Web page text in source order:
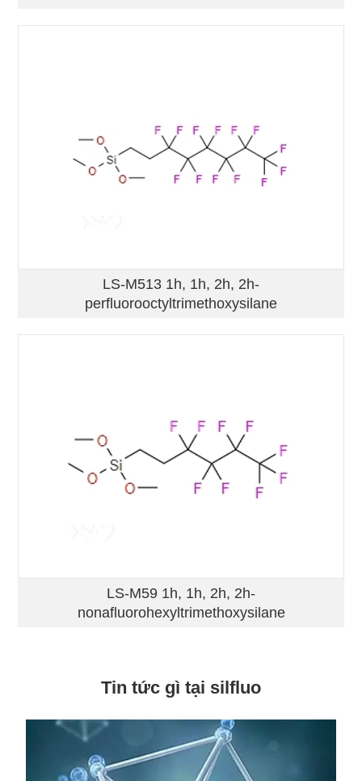
LS-M513 1h, 1h, 2h, 2h-
perfluorooctyltrimethoxysilane
LS-M59 1h, 1h, 2h, 2h-
nonafluorohexyltrimethoxysilane
Tin tức gì tại silfluo